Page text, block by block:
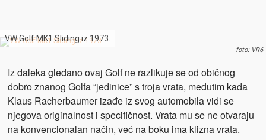
VW Golf MK1 Sliding iz 1973.
foto: VR6
Iz daleka gledano ovaj Golf ne razlikuje se od običnog
dobro znanog Golfa “jedinice” s troja vrata, međutim kada
Klaus Racherbaumer izađe iz svog automobila vidi se
njegova originalnost i specifičnost. Vrata mu se ne otvaraju
na konvencionalan način, već na boku ima klizna vrata.